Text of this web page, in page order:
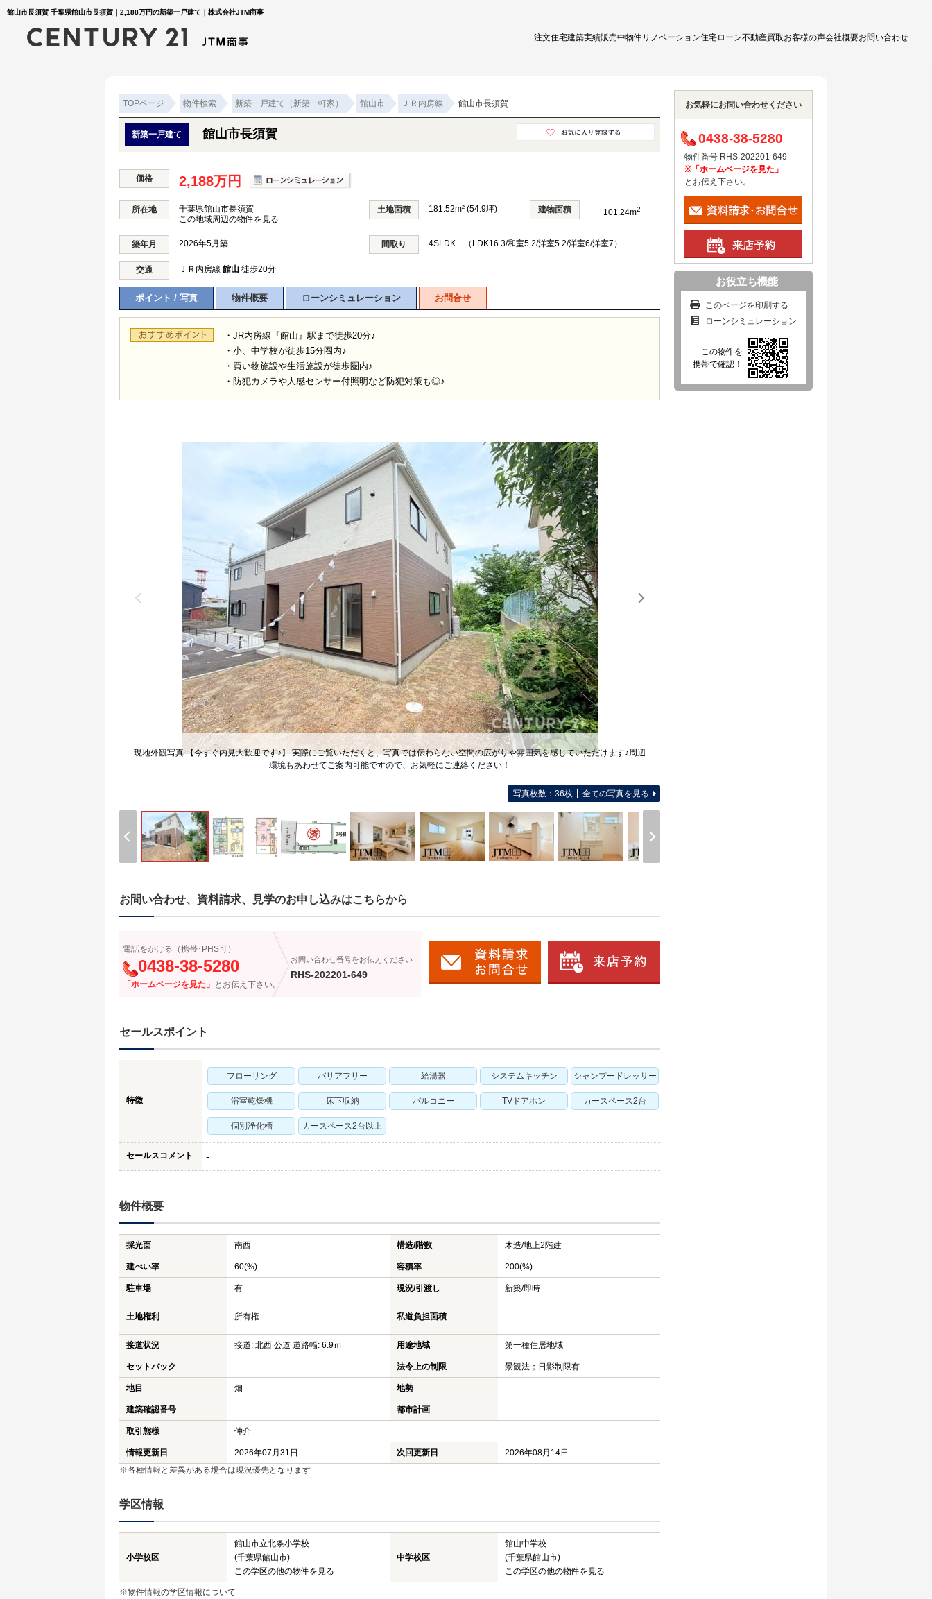
館山市長須賀 千葉県館山市長須賀｜2,188万円の新築一戸建て｜株式会社JTM商事
注文住宅建築実績販売中物件 リノベーション住宅ローン不動産買取お客様の声会社概要お問い合わせ
TOPページ 物件検索 新築一戸建て（新築一軒家） 館山市 ＪＲ内房線 館山市長須賀
新築一戸建て 館山市長須賀
価格 2,188万円
所在地
千葉県館山市長須賀
この地域周辺の物件を見る
土地面積 181.52m² (54.9坪) 建物面積 101.24m2
築年月 2026年5月築 間取り 4SLDK （LDK16.3/和室5.2/洋室5.2/洋室6/洋室7）
交通 ＪＲ内房線 館山 徒歩20分
ポイント / 写真 物件概要 ローンシミュレーション お問合せ
・JR内房線『館山』駅まで徒歩20分♪
・小、中学校が徒歩15分圏内♪
・買い物施設や生活施設が徒歩圏内♪
・防犯カメラや人感センサー付照明など防犯対策も◎♪
現地外観写真 【今すぐ内見大歓迎です♪】 実際にご覧いただくと、写真では伝わらない空間の広がりや雰囲気を感じていただけます♪周辺
環境もあわせてご案内可能ですので、お気軽にご連絡ください！
写真枚数：36枚 全ての写真を見る
お問い合わせ、資料請求、見学のお申し込みはこちらから
電話をかける（携帯･PHS可）
0438-38-5280
「ホームページを見た」 とお伝え下さい。
お問い合わせ番号をお伝えください
RHS-202201-649
セールスポイント
特徴
フローリング バリアフリー 給湯器 システムキッチン シャンプードレッサー
浴室乾燥機 床下収納 バルコニー TVドアホン カースペース2台
個別浄化槽 カースペース2台以上
セールスコメント -
物件概要
採光面 南西 構造/階数 木造/地上2階建
建ぺい率 60(%) 容積率 200(%)
駐車場 有 現況/引渡し 新築/即時
土地権利 所有権 私道負担面積
-
接道状況 接道: 北西 公道 道路幅: 6.9ｍ 用途地域 第一種住居地域
セットバック - 法令上の制限 景観法；日影制限有
地目 畑 地勢
建築確認番号 都市計画 -
取引態様 仲介
情報更新日 2026年07月31日 次回更新日
2026年08月14日
※各種情報と差異がある場合は現況優先となります
学区情報
小学校区
館山市立北条小学校
(千葉県館山市)
この学区の他の物件を見る
中学校区
館山中学校
(千葉県館山市)
この学区の他の物件を見る
※物件情報の学区情報について
お気軽にお問い合わせください
0438-38-5280
物件番号 RHS-202201-649
※「ホームページを見た」
とお伝え下さい。
お役立ち機能
このページを印刷する
ローンシミュレーション
この物件を
携帯で確認！